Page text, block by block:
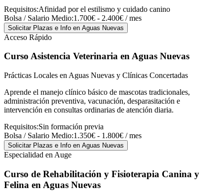
Requisitos:Afinidad por el estilismo y cuidado canino
Bolsa / Salario Medio:1.700€ - 2.400€ / mes
Solicitar Plazas e Info en Aguas Nuevas
Acceso Rápido
Curso Asistencia Veterinaria en Aguas Nuevas
Prácticas Locales en Aguas Nuevas y Clínicas Concertadas
Aprende el manejo clínico básico de mascotas tradicionales,
administración preventiva, vacunación, desparasitación e
intervención en consultas ordinarias de atención diaria.
Requisitos:Sin formación previa
Bolsa / Salario Medio:1.350€ - 1.800€ / mes
Solicitar Plazas e Info en Aguas Nuevas
Especialidad en Auge
Curso de Rehabilitación y Fisioterapia Canina y
Felina en Aguas Nuevas